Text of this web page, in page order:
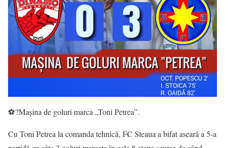
⚽️?Mașina de goluri marca „Toni Petrea”.
Cu Toni Petrea la comanda tehnică, FC Steaua a bifat aseară a 5-a